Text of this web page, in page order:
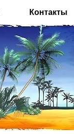
Контакты